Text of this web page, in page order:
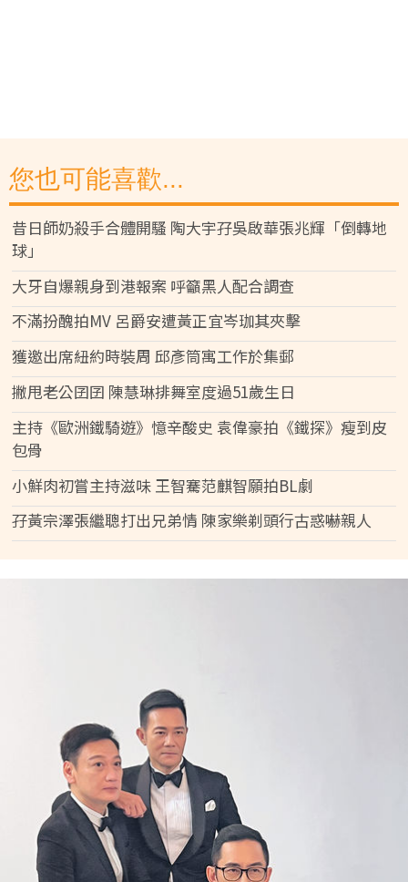
您也可能喜歡...
昔日師奶殺手合體開騷 陶大宇孖吳啟華張兆輝「倒轉地
球」
大牙自爆親身到港報案 呼籲黑人配合調查
不滿扮醜拍MV 呂爵安遭黃正宜岑珈其夾擊
獲邀出席紐約時裝周 邱彥筒寓工作於集郵
撇甩老公囝囝 陳慧琳排舞室度過51歲生日
主持《歐洲鐵騎遊》憶辛酸史 袁偉豪拍《鐵探》瘦到皮
包骨
小鮮肉初嘗主持滋味 王智騫范麒智願拍BL劇
孖黃宗澤張繼聰打出兄弟情 陳家樂剃頭行古惑嚇親人